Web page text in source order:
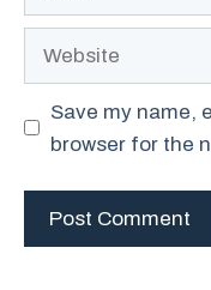
Save my name,
browser for the